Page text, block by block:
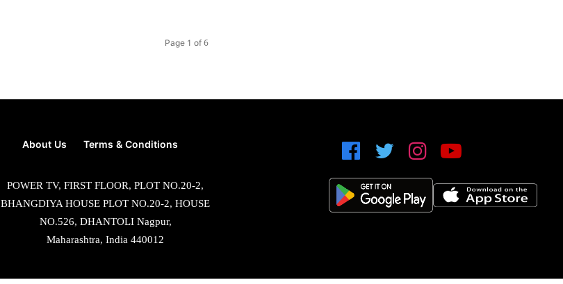
Page 1 of 6
About Us Terms & Conditions
POWER TV, FIRST FLOOR, PLOT NO.20-2,
BHANGDIYA HOUSE PLOT NO.20-2, HOUSE
NO.526, DHANTOLI Nagpur,
Maharashtra, India 440012